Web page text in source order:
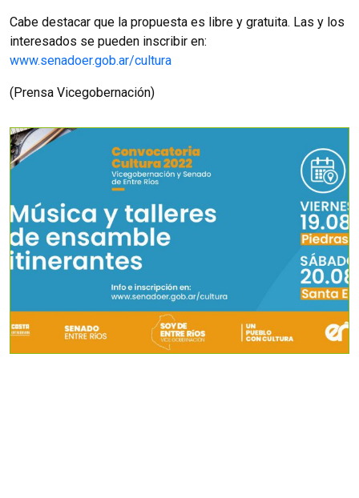
Cabe destacar que la propuesta es libre y gratuita. Las y los
interesados se pueden inscribir en:
www.senadoer.gob.ar/cultura
(Prensa Vicegobernación)